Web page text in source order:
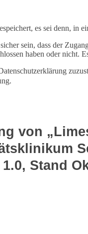
es sei denn, in
sein, dass der
haben oder nicht.
von
1.0, Stand